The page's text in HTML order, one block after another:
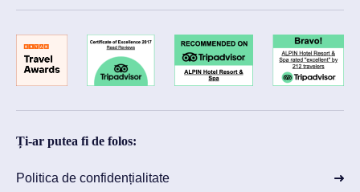
Ți-ar putea fi de folos:
Politica de confidențialitate